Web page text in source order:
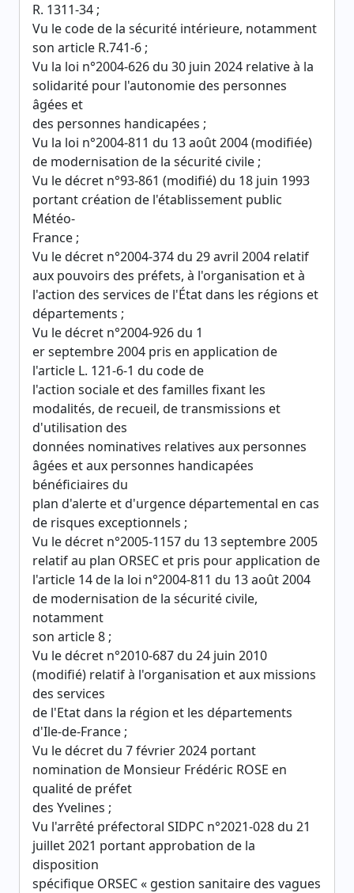
R. 1311-34 ;
Vu le code de la sécurité intérieure, notamment
son article R.741-6 ;
Vu la loi n°2004-626 du 30 juin 2024 relative à la
solidarité pour l'autonomie des personnes
âgées et
des personnes handicapées ;
Vu la loi n°2004-811 du 13 août 2004 (modifiée)
de modernisation de la sécurité civile ;
Vu le décret n°93-861 (modifié) du 18 juin 1993
portant création de l'établissement public
Météo-
France ;
Vu le décret n°2004-374 du 29 avril 2004 relatif
aux pouvoirs des préfets, à l'organisation et à
l'action des services de l'État dans les régions et
départements ;
Vu le décret n°2004-926 du 1
er septembre 2004 pris en application de
l'article L. 121-6-1 du code de
l'action sociale et des familles fixant les
modalités, de recueil, de transmissions et
d'utilisation des
données nominatives relatives aux personnes
âgées et aux personnes handicapées
bénéficiaires du
plan d'alerte et d'urgence départemental en cas
de risques exceptionnels ;
Vu le décret n°2005-1157 du 13 septembre 2005
relatif au plan ORSEC et pris pour application de
l'article 14 de la loi n°2004-811 du 13 août 2004
de modernisation de la sécurité civile,
notamment
son article 8 ;
Vu le décret n°2010-687 du 24 juin 2010
(modifié) relatif à l'organisation et aux missions
des services
de l'Etat dans la région et les départements
d'Ile-de-France ;
Vu le décret du 7 février 2024 portant
nomination de Monsieur Frédéric ROSE en
qualité de préfet
des Yvelines ;
Vu l'arrêté préfectoral SIDPC n°2021-028 du 21
juillet 2021 portant approbation de la
disposition
spécifique ORSEC « gestion sanitaire des vagues